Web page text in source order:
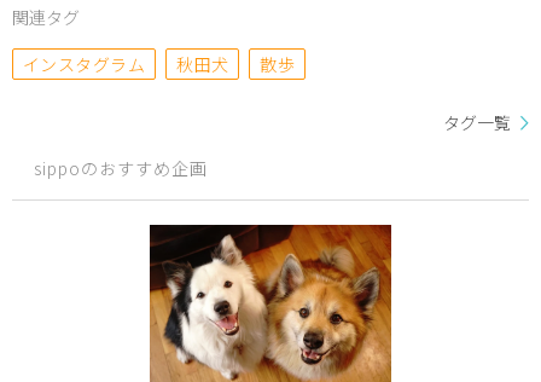
関連タグ
インスタグラム
秋田犬 散歩
タグ一覧
sippoのおすすめ企画